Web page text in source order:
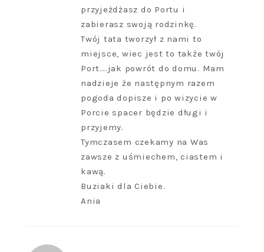
przyjeżdżasz do Portu i
zabierasz swoją rodzinkę.
Twój tata tworzył z nami to
miejsce, wiec jest to także twój
Port….jak powrót do domu. Mam
nadzieje że następnym razem
pogoda dopisze i po wizycie w
Porcie spacer będzie długi i
przyjemy.
Tymczasem czekamy na Was
zawsze z uśmiechem, ciastem i
kawą.
Buziaki dla Ciebie.
Ania